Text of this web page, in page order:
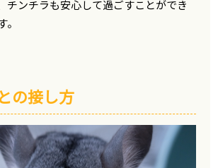
チンチラも安心して過ごすことができ
の接し方